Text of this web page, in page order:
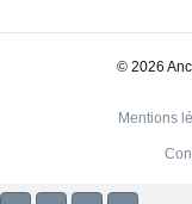
© 2026
Mentions